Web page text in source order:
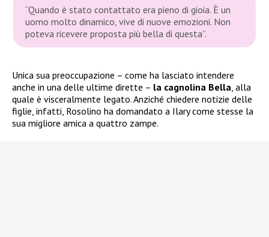
“Quando è stato contattato era pieno di gioia. È un
uomo molto dinamico, vive di nuove emozioni. Non
poteva ricevere proposta più bella di questa”.
Unica sua preoccupazione – come ha lasciato intendere
anche in una delle ultime dirette – la cagnolina Bella , alla
quale è visceralmente legato. Anziché chiedere notizie delle
figlie, infatti, Rosolino ha domandato a Ilary come stesse la
sua migliore amica a quattro zampe.